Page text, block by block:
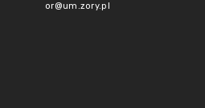
or@um.zory.pl